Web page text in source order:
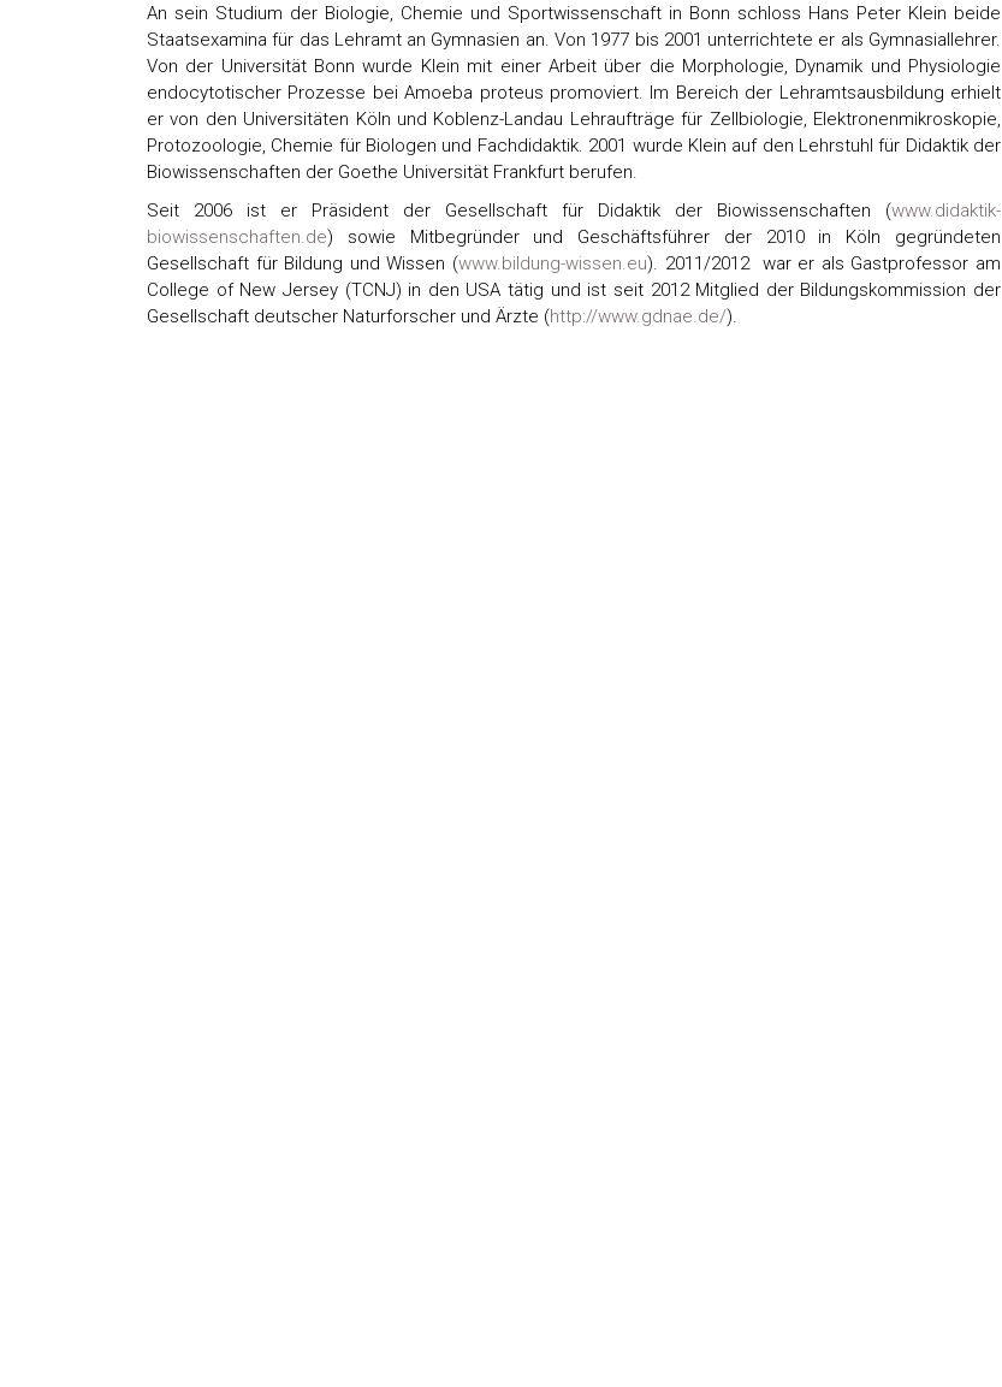
An sein Studium der Biologie, Chemie und Sportwissenschaft in Bonn schloss Hans Peter Klein beide
Staatsexamina für das Lehramt an Gymnasien an. Von 1977 bis 2001 unterrichtete er als Gymnasiallehrer.
Von der Universität Bonn wurde Klein mit einer Arbeit über die Morphologie, Dynamik und Physiologie
endocytotischer Prozesse bei Amoeba proteus promoviert. Im Bereich der Lehramtsausbildung erhielt
er von den Universitäten Köln und Koblenz-Landau Lehraufträge für Zellbiologie, Elektronenmikroskopie,
Protozoologie, Chemie für Biologen und Fachdidaktik. 2001 wurde Klein auf den Lehrstuhl für Didaktik der
Biowissenschaften der Goethe Universität Frankfurt berufen.
Seit 2006 ist er Präsident der Gesellschaft für Didaktik der Biowissenschaften (www.didaktik-
biowissenschaften.de) sowie Mitbegründer und Geschäftsführer der 2010 in Köln gegründeten
Gesellschaft für Bildung und Wissen (www.bildung-wissen.eu). 2011/2012 war er als Gastprofessor am
College of New Jersey (TCNJ) in den USA tätig und ist seit 2012 Mitglied der Bildungskommission der
Gesellschaft deutscher Naturforscher und Ärzte (http://www.gdnae.de/).